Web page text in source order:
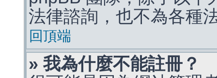
法律諮詢，也不為各種
回頂端
» 我為什麼不能註冊？